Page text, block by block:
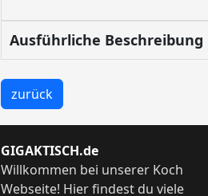
Ausführliche Beschreibung
zurück
GIGAKTISCH.de
Willkommen bei unserer Koch
Webseite! Hier findest du viele